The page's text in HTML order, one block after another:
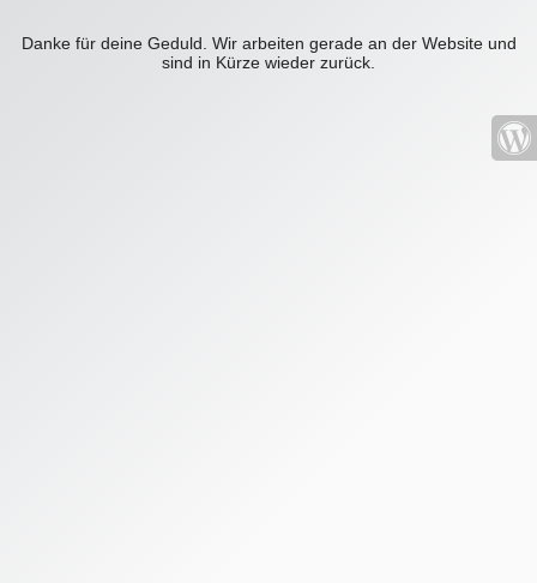
Danke für deine Geduld. Wir arbeiten gerade an der Website und
sind in Kürze wieder zurück.